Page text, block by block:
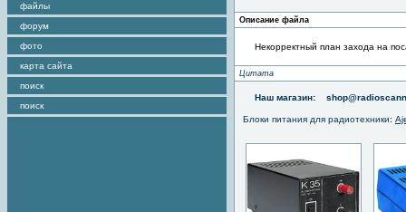
файлы
форум
фото
карта сайта
поиск
поиск
Описание файла
Некорректный план захода на
Цитата
Наш магазин:
Блоки питания для радиотехники: